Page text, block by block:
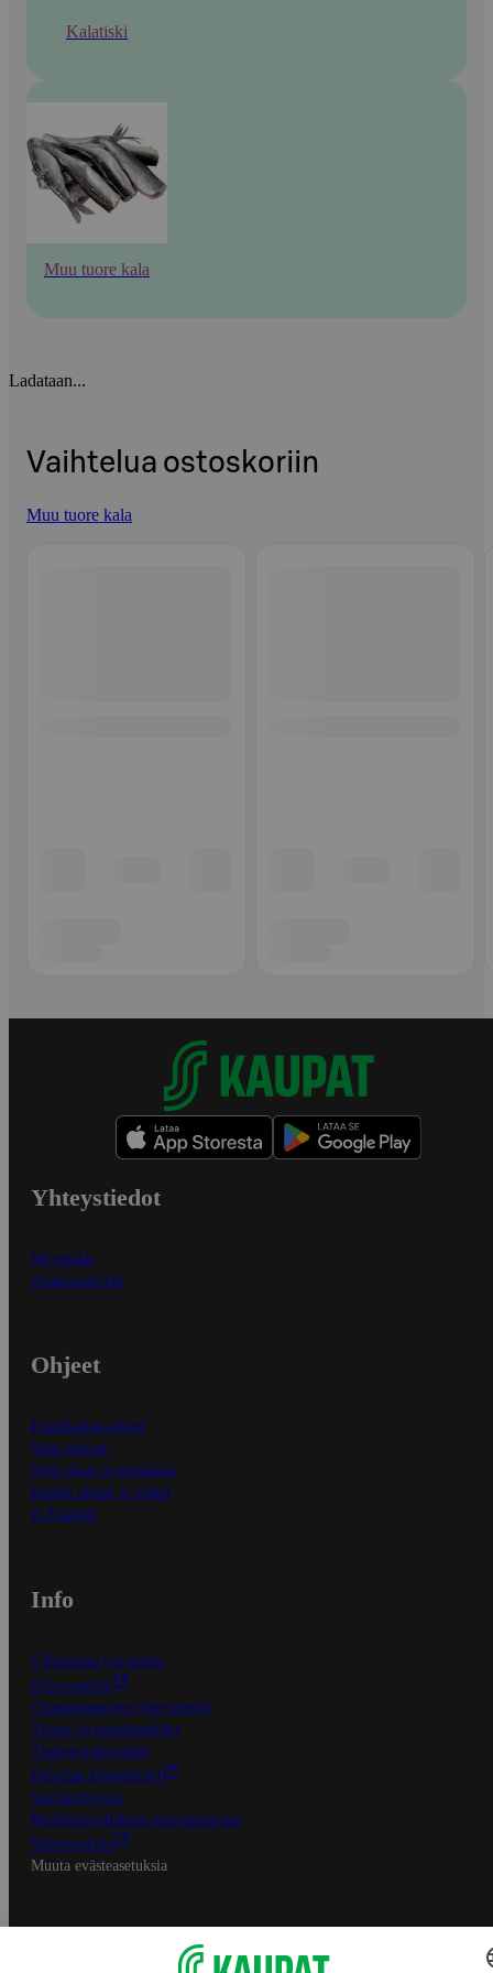
Kalatiski
Muu tuore kala
Ladataan...
Vaihtelua ostoskoriin
Muu tuore kala
Yhteystiedot
Myymälät
Asiakaspalvelu
Ohjeet
Ensitilaajan ohjeet
Näin maksat
Näin tilaat ja muokkaat
Kaikki ohjeet ja vinkit
In English
Info
S-Business yrityksille
Oiva-raportit
Osuuskauppojen yhteystiedot
Tilaus- ja toimitusehdot
Tietosuojakäytäntö
Palvelun käyttöehdot
Saavutettavuus
Mobiilisovelluksen saavutettavuus
Mainostajalle
Muuta evästeasetuksia
S-ryhmän palvelut